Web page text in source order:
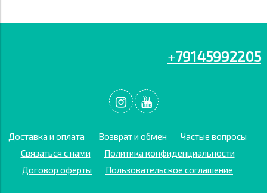
+79145992205
Доставка и оплата Возврат и обмен
Частые вопросы
Связаться с нами
Политика конфиденциальности
Договор оферты
Пользовательское соглашение